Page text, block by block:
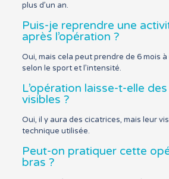
plus d’un an.
Puis-je reprendre une
après l’opération ?
Oui, mais cela peut prendre de 6 mois
selon le sport et l’intensité.
L’opération laisse-t-elle
visibles ?
Oui, il y aura des cicatrices, mais leur
technique utilisée.
Peut-on pratiquer cette
bras ?